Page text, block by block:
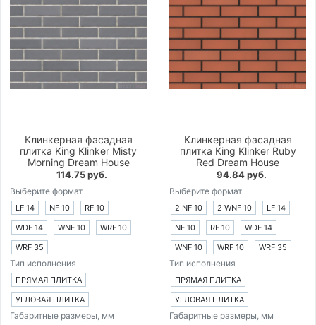
Клинкерная фасадная
плитка King Klinker Misty
Morning Dream House
114.75 руб.
Выберите формат
LF 14 NF 10
RF 10
WDF 14
WNF 10
WRF 10
WRF 35
Тип исполнения
ПРЯМАЯ ПЛИТКА
УГЛОВАЯ ПЛИТКА
Габаритные размеры, мм
Клинкерная фасадная
плитка King Klinker Ruby
Red Dream House
94.84 руб.
Выберите формат
2 NF 10 2 WNF 10
LF 14
NF 10
RF 10
WDF 14
WNF 10
WRF 10 WRF 35
Тип исполнения
ПРЯМАЯ ПЛИТКА
УГЛОВАЯ ПЛИТКА
Габаритные размеры, мм